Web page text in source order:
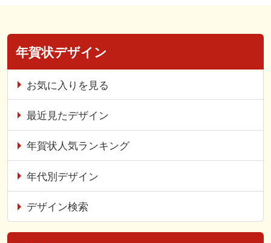
年賀状デザイン
お気に入りを見る
最近見たデザイン
年賀状人気ランキング
年代別デザイン
デザイン検索